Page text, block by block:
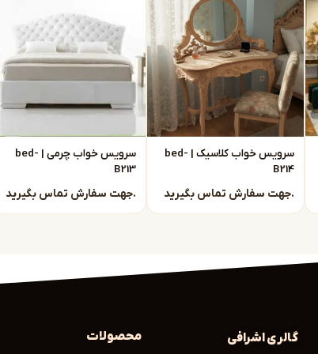
از تولیدی
یعنی:
بهترین گزینهها را با توجه به نیاز شما ارائه م
را مشاهده کنید:
سرویس خواب کلاسیک | bed-
B214
جهت سفارش تماس بگیرید.
سرویس خواب چرمی | bed-
B213
جهت سفارش تماس بگیرید.
گالری اشرافی محصولات